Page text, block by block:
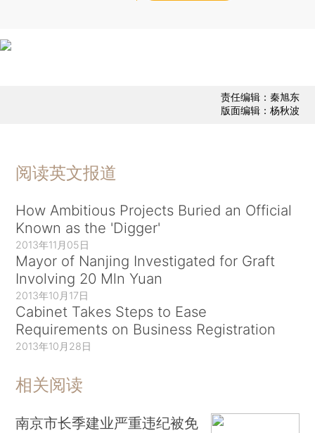
责任编辑：秦旭东
版面编辑：杨秋波
阅读英文报道
How Ambitious Projects Buried an Official
Known as the 'Digger'
2013年11月05日
Mayor of Nanjing Investigated for Graft
Involving 20 Mln Yuan
2013年10月17日
Cabinet Takes Steps to Ease
Requirements on Business Registration
2013年10月28日
相关阅读
南京市长季建业严重违纪被免